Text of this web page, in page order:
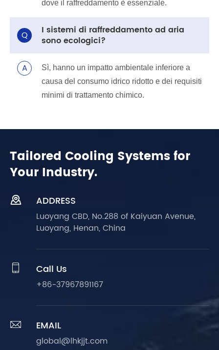
dove il raffreddamento è essenziale.
Q
I sistemi di raffreddamento ad aria
sono ecologici?
A
Sì, hanno un impatto ambientale inferiore a
causa del consumo idrico ridotto e dei requisiti
minimi di trattamento chimico.
Tailored Cooling Systems for
Your Industry.
 ADDRESS
Luoyang CBD, No.288 of Kaiyuan Avenue,
Luoyang, Henan, China
 Call Us
+86-37967891167
 EMAIL
global@lhkjjt.com